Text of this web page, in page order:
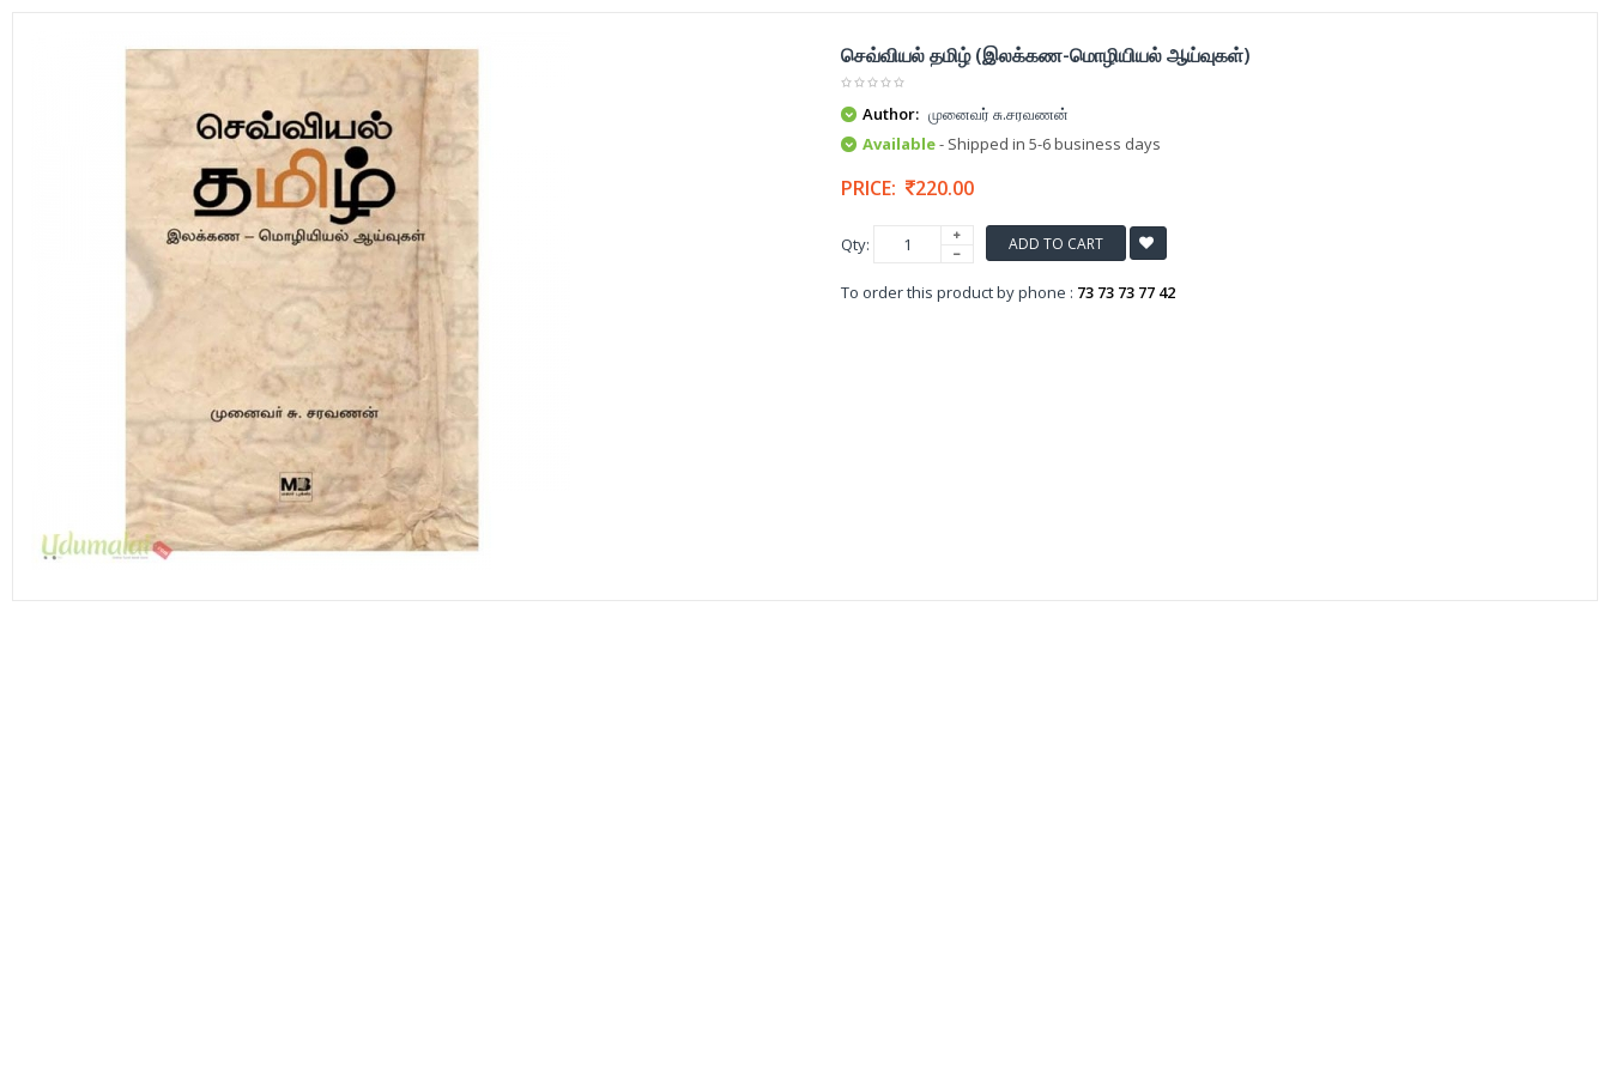
செவ்வியல் தமிழ் (இலக்கண-மொழியியல் ஆய்வுகள்)
Author: முனைவர் சு.சரவணன்
Available- Shipped in 5-6 business days
PRICE: 220.00
Qty: ADD TO CART
To order this product by phone : 73 73 73 77 42